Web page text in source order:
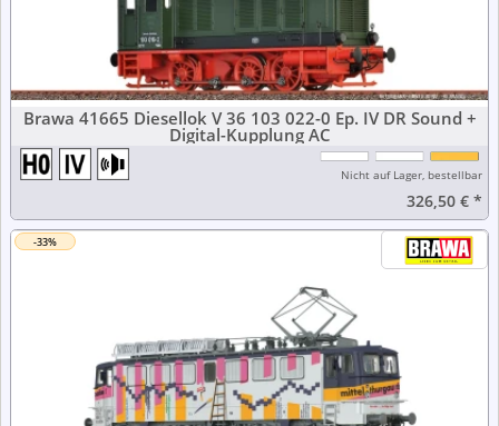
Brawa 41665 Diesellok V 36 103 022-0 Ep. IV DR Sound +
Digital-Kupplung AC
Nicht auf Lager, bestellbar
326,50 €*
-33%